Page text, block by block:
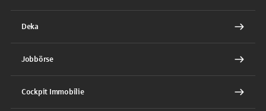
Deka
Jobbörse
Cockpit Immobilie